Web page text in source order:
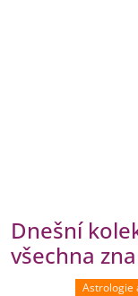
Dnešní
všechna
Astrologie